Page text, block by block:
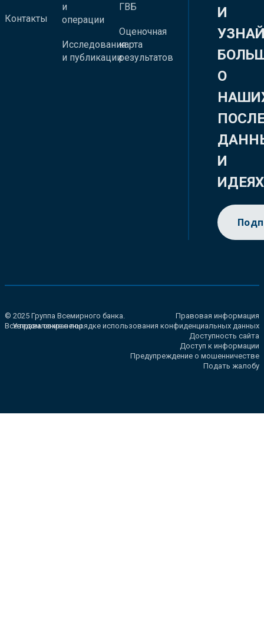
Контакты
и
операции
Исследования
и публикации
ГВБ
Оценочная
карта
результатов
И
О
И
ИДЕЯХ
© 2025 Группа Всемирного банка.
Все права сохранены.
Правовая информация
Уведомление о порядке использования конфиденциальных данных
Доступность сайта
Доступ к информации
Предупреждение о мошенничестве
Подать жалобу